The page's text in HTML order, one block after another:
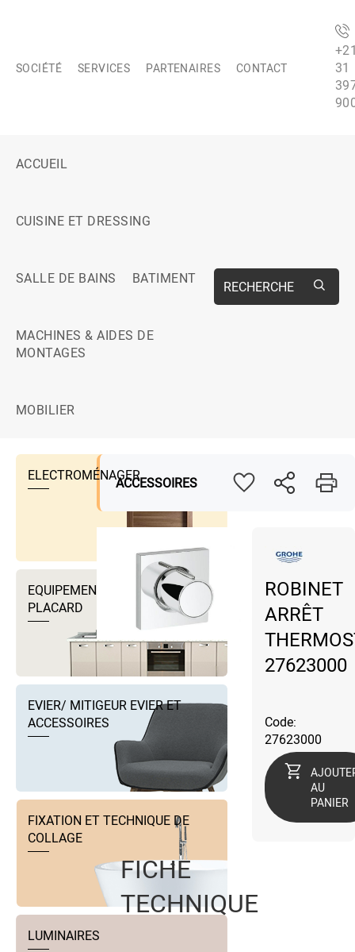
SOCIÉTÉ SERVICES PARTENAIRES CONTACT
31
ACCUEIL
CUISINE ET DRESSING
SALLE DE BAINS BATIMENT
MACHINES & AIDES DE
MONTAGES
MOBILIER
RECHERCHE
ELECTROMÉNAGER
EQUIPEMENTS DRESSING ET
PLACARD
EVIER/ MITIGEUR EVIER ET
ACCESSOIRES
FIXATION ET TECHNIQUE DE
COLLAGE
LUMINAIRES
ACCESSOIRES
ROBINET
ARRÊT
27623000
Code:
27623000
AU
PANIER
FICHE
TECHNIQUE